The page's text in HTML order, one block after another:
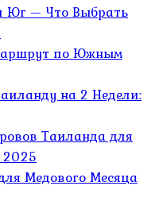
Юг — Что Выбрать
по Южным
на 2 Недели:
Таиланда для
Медового Месяца